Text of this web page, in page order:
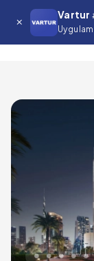
Vartur